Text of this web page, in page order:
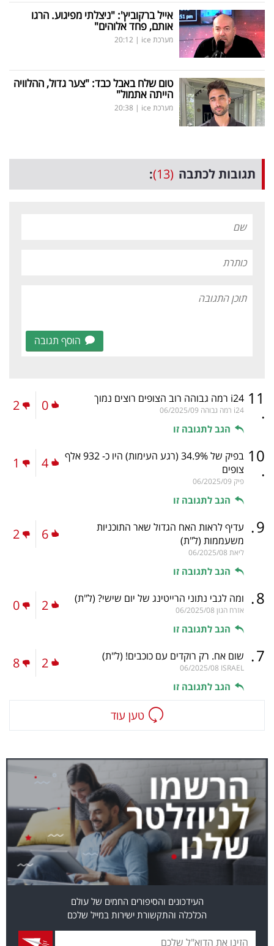
אייל ברקוביץ': "ניצלתי מפיגוע. הרגו
אותם, פחד אלוהים"
מערכת ice |
20:12
טום שלח באבל כבד: "צער גדול, ההלוויה
הייתה אתמול"
מערכת ice |
20:38
תגובות לכתבה (13)
:
הוסף תגובה
11
.
i24 רמה גבוהה רוב הצופים רוצים נמוך
i24 רמה גבוהה 06/2025/09
הגב לתגובה זו
0
2
10
.
בפיק של 34.9% (רגע העימות) היו כ- 932 אלף
צופים
פיק 06/2025/09
הגב לתגובה זו
4
1
9
. עדיף לראות האח הגדול שאר התוכניות
משעממות (ל"ת)
ליאת 06/2025/08
הגב לתגובה זו
6
2
8
. ומה לגבי נתוני הרייטינג של יום שישי? (ל"ת)
אזרח הגון 06/2025/08
הגב לתגובה זו
2
0
7
. שום אח. רק רוקדים עם כוכבים! (ל"ת)
ISRAEL
06/2025/08
הגב לתגובה זו
2
8
טען עוד
העידכונים והסיפורים החמים של עולם
הכלכלה והתקשורת ישירות במייל שלכם